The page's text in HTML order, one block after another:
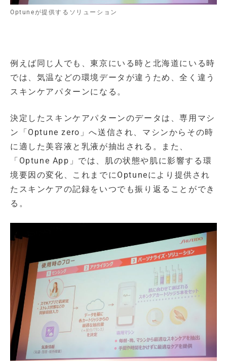
Optuneが提供するソリューション
例えば同じ人でも、東京にいる時と北海道にいる時
では、気温などの環境データが違うため、全く違う
スキンケアパターンになる。
決定したスキンケアパターンのデータは、専用マシ
ン「Optune zero」へ送信され、マシンからその時
に適した美容液と乳液が抽出される。また、
「Optune App」では、肌の状態や肌に影響する環
境要因の変化、これまでにOptuneにより提供され
たスキンケアの記録をいつでも振り返ることができ
る。